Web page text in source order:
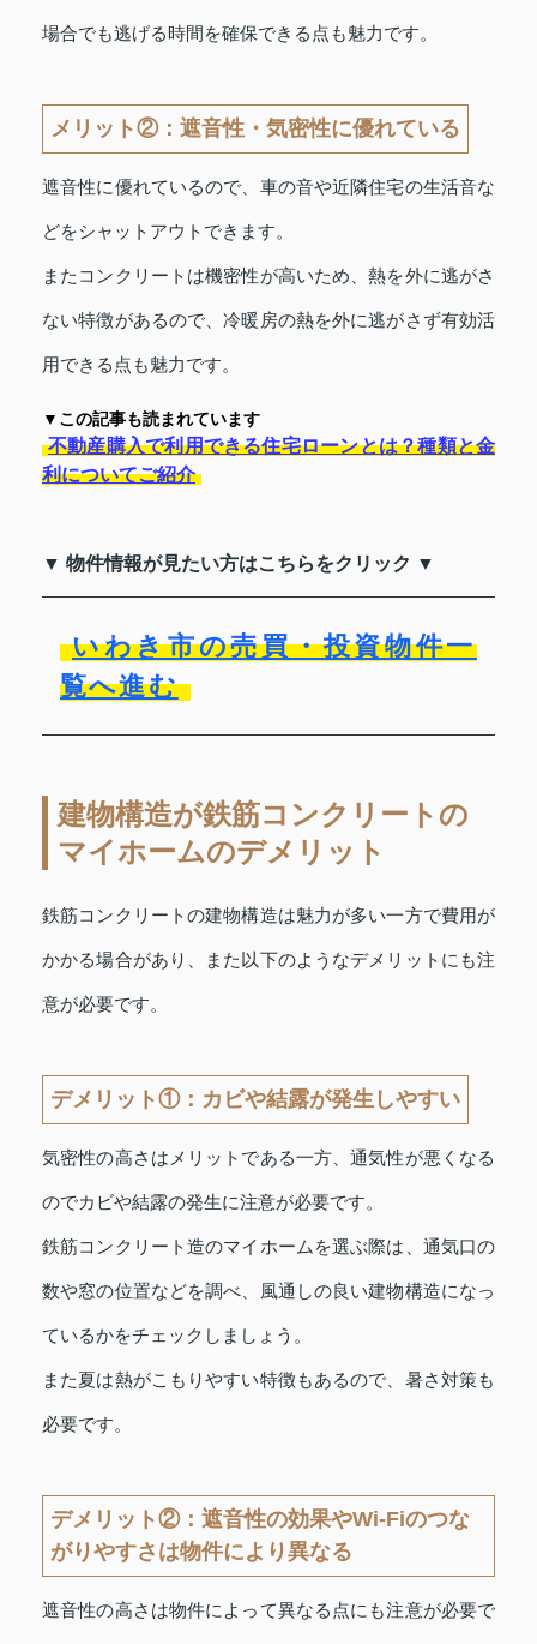
場合でも逃げる時間を確保できる点も魅力です。
メリット②：遮音性・気密性に優れている
遮音性に優れているので、車の音や近隣住宅の生活音な
どをシャットアウトできます。
またコンクリートは機密性が高いため、熱を外に逃がさ
ない特徴があるので、冷暖房の熱を外に逃がさず有効活
用できる点も魅力です。
▼この記事も読まれています
不動産購入で利用できる住宅ローンとは？種類と金
利についてご紹介
▼ 物件情報が見たい方はこちらをクリック ▼
いわき市の売買・投資物件一
覧へ進む
建物構造が鉄筋コンクリートの
マイホームのデメリット
鉄筋コンクリートの建物構造は魅力が多い一方で費用が
かかる場合があり、また以下のようなデメリットにも注
意が必要です。
デメリット①：カビや結露が発生しやすい
気密性の高さはメリットである一方、通気性が悪くなる
のでカビや結露の発生に注意が必要です。
鉄筋コンクリート造のマイホームを選ぶ際は、通気口の
数や窓の位置などを調べ、風通しの良い建物構造になっ
ているかをチェックしましょう。
また夏は熱がこもりやすい特徴もあるので、暑さ対策も
必要です。
デメリット②：遮音性の効果やWi-Fiのつな
がりやすさは物件により異なる
遮音性の高さは物件によって異なる点にも注意が必要で